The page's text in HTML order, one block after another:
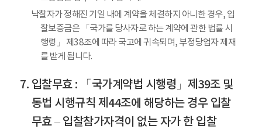
낙찰자가 정해진 기일 내에 계약을 체결하지 아니한 경우, 입
찰보증금은 「국가를 당사자로 하는 계약에 관한 법률 시
행령」 제38조에 따라 국고에 귀속되며, 부정당업자 제재
를 받게 됩니다.
입찰무효 : 「국가계약법 시행령」제39조 및
동법 시행규칙 제44조에 해당하는 경우 입찰
무효 – 입찰참가자격이 없는 자가 한 입찰